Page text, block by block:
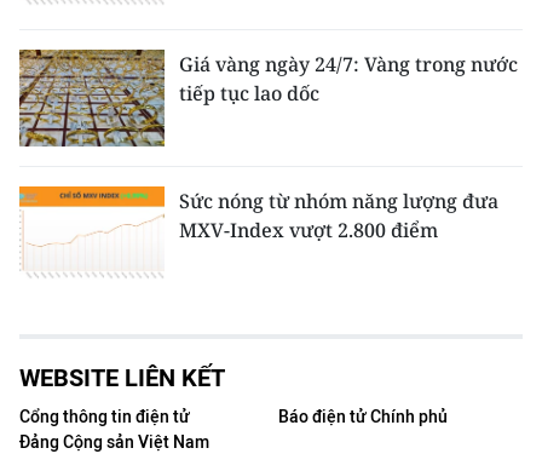
Giá vàng ngày 24/7: Vàng trong nước
tiếp tục lao dốc
Sức nóng từ nhóm năng lượng đưa
MXV-Index vượt 2.800 điểm
WEBSITE LIÊN KẾT
Cổng thông tin điện tử
Đảng Cộng sản Việt Nam
Báo điện tử Chính phủ